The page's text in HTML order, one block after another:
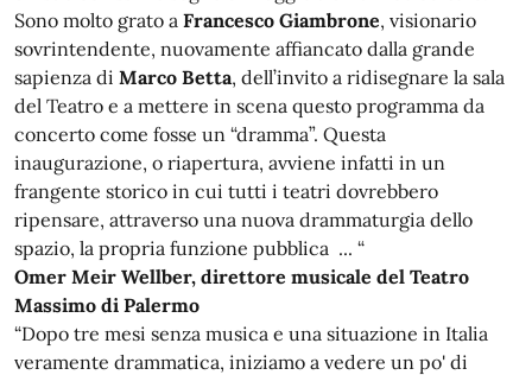
Sono molto grato a Francesco Giambrone, visionario
sovrintendente, nuovamente affiancato dalla grande
sapienza di Marco Betta, dell’invito a ridisegnare la sala
del Teatro e a mettere in scena questo programma da
concerto come fosse un “dramma”. Questa
inaugurazione, o riapertura, avviene infatti in un
frangente storico in cui tutti i teatri dovrebbero
ripensare, attraverso una nuova drammaturgia dello
spazio, la propria funzione pubblica ... “
Omer Meir Wellber, direttore musicale del Teatro
Massimo di Palermo
“Dopo tre mesi senza musica e una situazione in Italia
veramente drammatica, iniziamo a vedere un po' di